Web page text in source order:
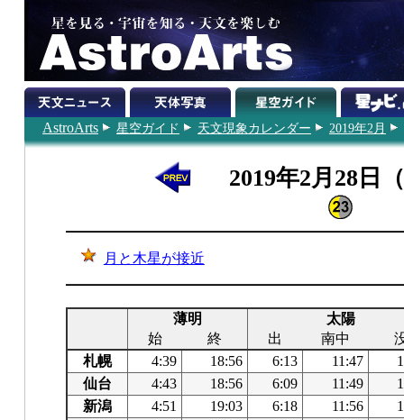
AstroArts 星空ガイド 天文現象カレンダー 2019年2月
2019年2月28日
月と木星が接近
薄明
太陽
始
終 出 南中
札幌
4:39 18:56 6:13 11:47
仙台
4:43 18:56 6:09 11:49
新潟
4:51 19:03 6:18 11:56